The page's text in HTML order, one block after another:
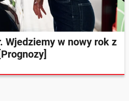
Wjedziemy w nowy rok z